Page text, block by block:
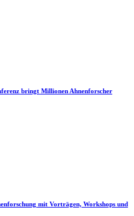
bringt Millionen Ahnenforscher
mit Vorträgen, Workshops und